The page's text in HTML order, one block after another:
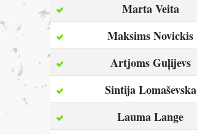
Marta Veita
Maksims Novickis
Artjoms Guļijevs
Sintija Lomaševska
Lauma Lange